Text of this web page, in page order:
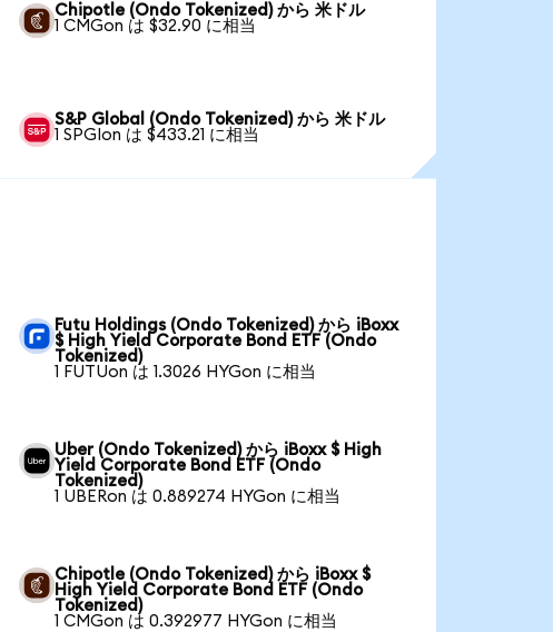
Chipotle (Ondo Tokenized) から 米ドル
1 CMGon は $32.90 に相当
S&P Global (Ondo Tokenized) から 米ドル
1 SPGIon は $433.21 に相当
Futu Holdings (Ondo Tokenized) から iBoxx
$ High Yield Corporate Bond ETF (Ondo
Tokenized)
1 FUTUon は 1.3026 HYGon に相当
Uber (Ondo Tokenized) から iBoxx $ High
Yield Corporate Bond ETF (Ondo
Tokenized)
1 UBERon は 0.889274 HYGon に相当
Chipotle (Ondo Tokenized) から iBoxx $
High Yield Corporate Bond ETF (Ondo
Tokenized)
1 CMGon は 0.392977 HYGon に相当